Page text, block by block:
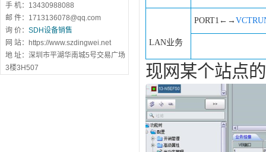
手 机：13430988088
邮 件：1713136078@qq.com
询 价： SDH设备销售
网 站：https://www.szdingwei.net
地 址：深圳市平湖华南城5号交易广场
3楼3H507
LAN业务
PORT1←→
现网某个站点